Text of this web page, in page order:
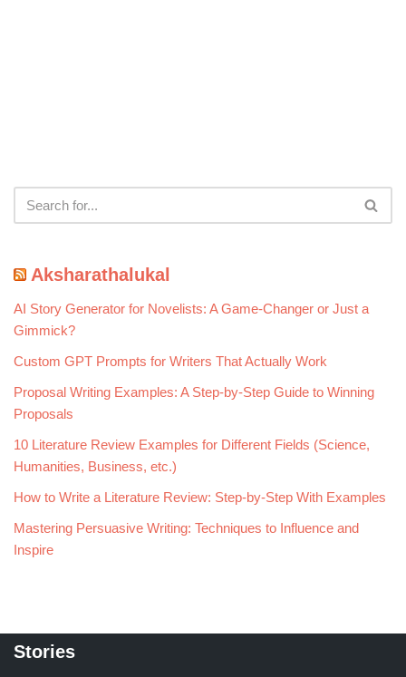
Aksharathalukal
AI Story Generator for Novelists: A Game-Changer or Just a
Gimmick?
Custom GPT Prompts for Writers That Actually Work
Proposal Writing Examples: A Step-by-Step Guide to Winning
Proposals
10 Literature Review Examples for Different Fields (Science,
Humanities, Business, etc.)
How to Write a Literature Review: Step-by-Step With Examples
Mastering Persuasive Writing: Techniques to Influence and
Inspire
Stories